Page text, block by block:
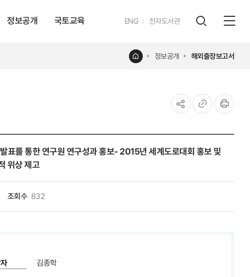
정보공개 국토교육 ENG영문전자도서관
레이어
홈 정보공개 해외출장보고서
표를 통한 연구원 연구성과 홍보- 2015년 세계도로대회 홍보 및
위상 제고
조회수 832
김종학